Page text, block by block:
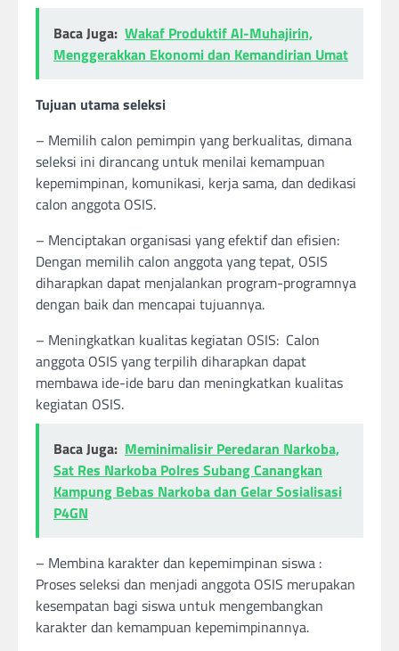
Baca Juga: Wakaf Produktif Al-Muhajirin,
Menggerakkan Ekonomi dan Kemandirian Umat
Tujuan utama seleksi
– Memilih calon pemimpin yang berkualitas, dimana
seleksi ini dirancang untuk menilai kemampuan
kepemimpinan, komunikasi, kerja sama, dan dedikasi
calon anggota OSIS.
– Menciptakan organisasi yang efektif dan efisien:
Dengan memilih calon anggota yang tepat, OSIS
diharapkan dapat menjalankan program-programnya
dengan baik dan mencapai tujuannya.
– Meningkatkan kualitas kegiatan OSIS: Calon
anggota OSIS yang terpilih diharapkan dapat
membawa ide-ide baru dan meningkatkan kualitas
kegiatan OSIS.
Baca Juga: Meminimalisir Peredaran Narkoba,
Sat Res Narkoba Polres Subang Canangkan
Kampung Bebas Narkoba dan Gelar Sosialisasi
P4GN
– Membina karakter dan kepemimpinan siswa :
Proses seleksi dan menjadi anggota OSIS merupakan
kesempatan bagi siswa untuk mengembangkan
karakter dan kemampuan kepemimpinannya.